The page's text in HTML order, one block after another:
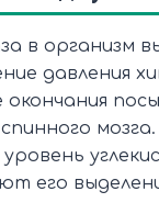
в организм
давления
его